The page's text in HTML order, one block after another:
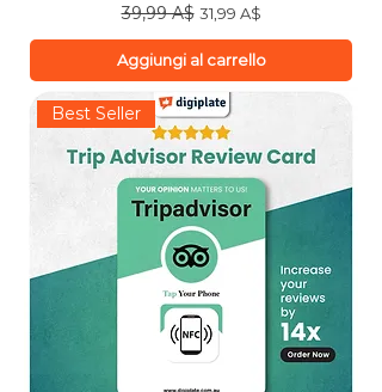
Prezzo regolare
39,99 A$ Prezzo scontato
31,99 A$
Aggiungi al carrello
Best Seller